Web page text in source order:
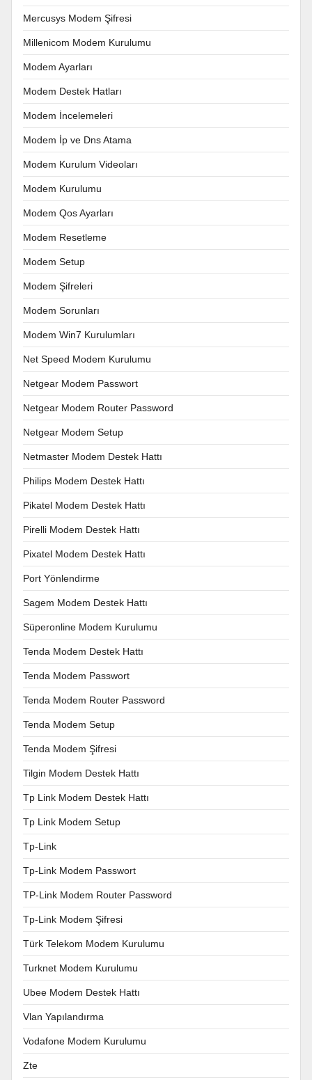
Mercusys Modem Şifresi
Millenicom Modem Kurulumu
Modem Ayarları
Modem Destek Hatları
Modem İncelemeleri
Modem İp ve Dns Atama
Modem Kurulum Videoları
Modem Kurulumu
Modem Qos Ayarları
Modem Resetleme
Modem Setup
Modem Şifreleri
Modem Sorunları
Modem Win7 Kurulumları
Net Speed Modem Kurulumu
Netgear Modem Passwort
Netgear Modem Router Password
Netgear Modem Setup
Netmaster Modem Destek Hattı
Philips Modem Destek Hattı
Pikatel Modem Destek Hattı
Pirelli Modem Destek Hattı
Pixatel Modem Destek Hattı
Port Yönlendirme
Sagem Modem Destek Hattı
Süperonline Modem Kurulumu
Tenda Modem Destek Hattı
Tenda Modem Passwort
Tenda Modem Router Password
Tenda Modem Setup
Tenda Modem Şifresi
Tilgin Modem Destek Hattı
Tp Link Modem Destek Hattı
Tp Link Modem Setup
Tp-Link
Tp-Link Modem Passwort
TP-Link Modem Router Password
Tp-Link Modem Şifresi
Türk Telekom Modem Kurulumu
Turknet Modem Kurulumu
Ubee Modem Destek Hattı
Vlan Yapılandırma
Vodafone Modem Kurulumu
Zte